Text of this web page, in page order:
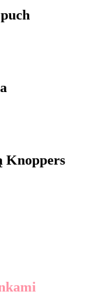
Knoppers